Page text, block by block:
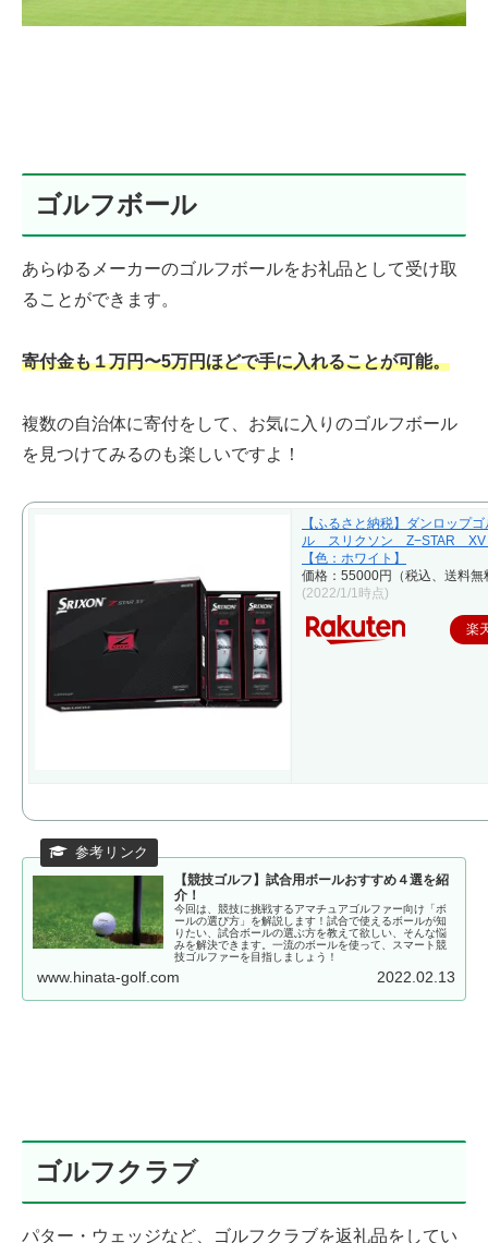
ゴルフボール
あらゆるメーカーのゴルフボールをお礼品として受け取
ることができます。
寄付金も１万円〜5万円ほどで手に入れることが可能。
複数の自治体に寄付をして、お気に入りのゴルフボール
を見つけてみるのも楽しいですよ！
【ふるさと納税】ダンロップ
ル スリクソン Z−STAR
【色：ホワイト】
価格：55000円（税込、送料無
(2022/1/1時点)
楽
【競技ゴルフ】試合用ボールおすすめ４選を紹
介！
今回は、競技に挑戦するアマチュアゴルファー向け「ボ
ールの選び方」を解説します！試合で使えるボールが知
りたい、試合ボールの選ぶ方を教えて欲しい、そんな悩
みを解決できます。一流のボールを使って、スマート競
技ゴルファーを目指しましょう！
www.hinata-golf.com 2022.02.13
ゴルフクラブ
パター・ウェッジなど、ゴルフクラブを返礼品をしてい